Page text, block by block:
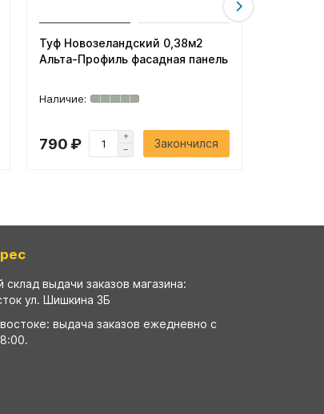
Туф Новозеландский 0,38м2
Альта-Профиль фасадная панель
790 ₽ Закончился
склад выдачи заказов магазина:
ул. Шишкина 3Б
выдача заказов ежедневно с